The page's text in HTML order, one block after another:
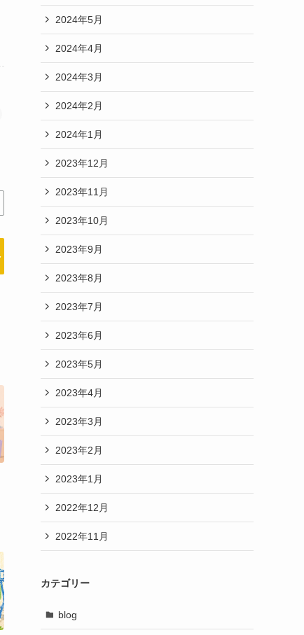
2024年5月
2024年4月
2024年3月
2024年2月
2024年1月
2023年12月
2023年11月
2023年10月
2023年9月
2023年8月
2023年7月
2023年6月
2023年5月
2023年4月
2023年3月
2023年2月
2023年1月
2022年12月
2022年11月
カテゴリー
blog